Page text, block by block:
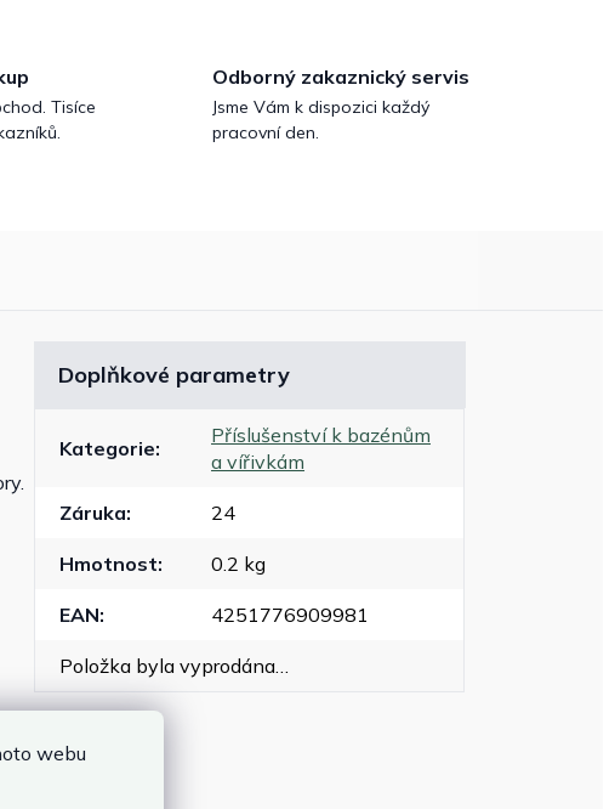
webu
Tisíce
Odborný zakaznický servis
Jsme Vám k dispozici každý
pracovní den.
Doplňkové parametry
Kategorie:
Příslušenství k bazénům
a vířivkám
Záruka: 24
Hmotnost: 0.2 kg
EAN: 4251776909981
Položka byla vyprodána…